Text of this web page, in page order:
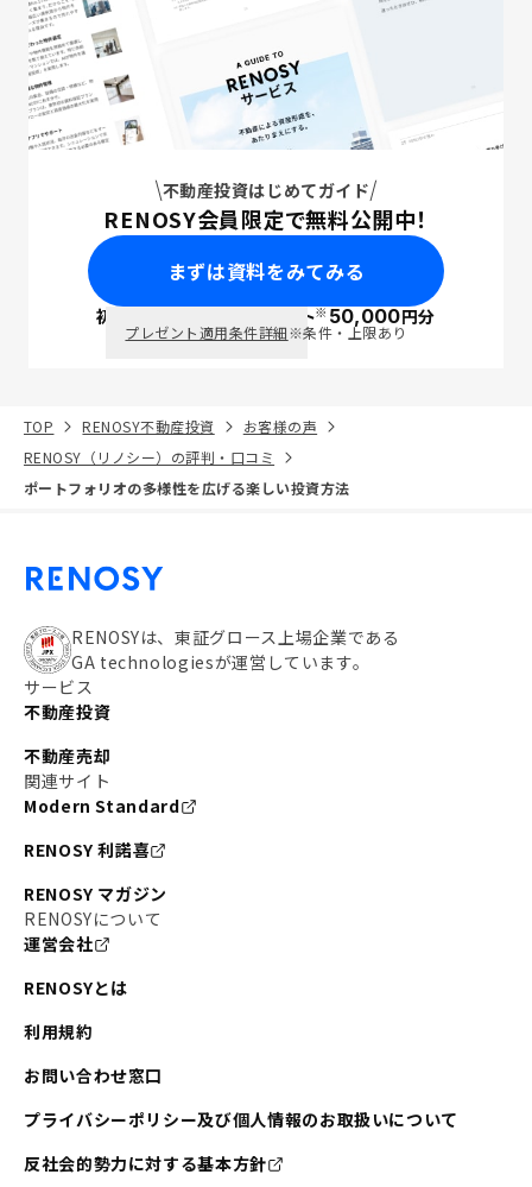
不動産投資はじめてガイド
RENOSY会員限定で無料公開中！
まずは資料をみてみる
初回面談で ポイント※50,000円分
プレゼント適用条件詳細※条件・上限あり
TOP RENOSY不動産投資
お客様の声
RENOSY（リノシー）の評判・口コミ
ポートフォリオの多様性を広げる楽しい投資方法
RENOSYは、東証グロース上場企業である
GA technologiesが運営しています。
サービス
不動産投資
不動産売却
関連サイト
Modern Standard
RENOSY 利諾喜
RENOSY マガジン
RENOSYについて
運営会社
RENOSYとは
利用規約
お問い合わせ窓口
プライバシーポリシー及び個人情報のお取扱いについて
反社会的勢力に対する基本方針